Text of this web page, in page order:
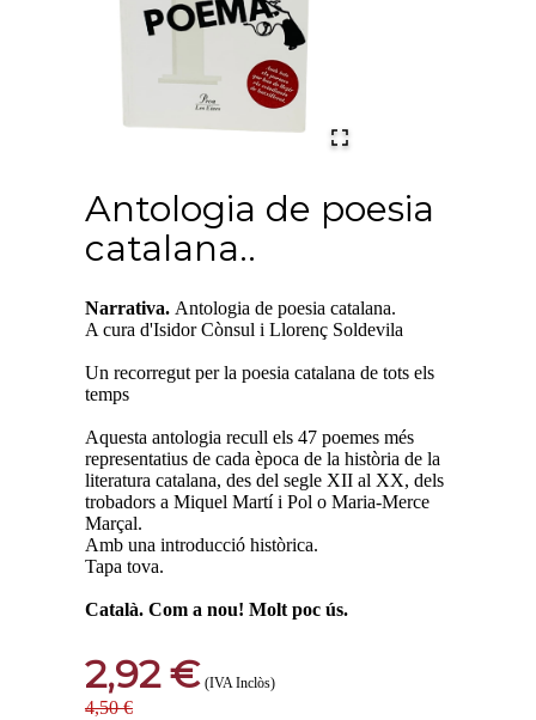
Antologia de poesia
catalana..
Narrativa. Antologia de poesia catalana.
A cura d'Isidor Cònsul i Llorenç Soldevila
Un recorregut per la poesia catalana de tots els
temps
Aquesta antologia recull els 47 poemes més
representatius de cada època de la història de la
literatura catalana, des del segle XII al XX, dels
trobadors a Miquel Martí i Pol o Maria-Merce
Marçal.
Amb una introducció històrica.
Tapa tova.
Català. Com a nou! Molt poc ús.
2,92 € (IVA Inclòs)
4,50 €